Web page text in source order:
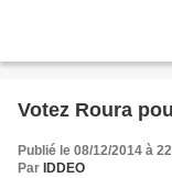
Votez Roura
Publié le 08/12/2014 à
Par IDDEO